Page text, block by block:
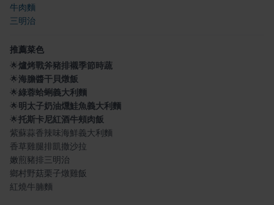
牛肉麵
三明治
推薦菜色
🌟爐烤戰斧豬排襯季節時蔬
🌟海膽醬干貝燉飯
🌟綠蓉蛤蜊義大利麵
🌟明太子奶油燻鮭魚義大利麵
🌟托斯卡尼紅酒牛頰肉飯
紫蘇蒜香辣味海鮮義大利麵
香草雞腿排凱撒沙拉
嫩煎豬排三明治
鄉村野菇栗子燉雞飯
紅燒牛腩麵